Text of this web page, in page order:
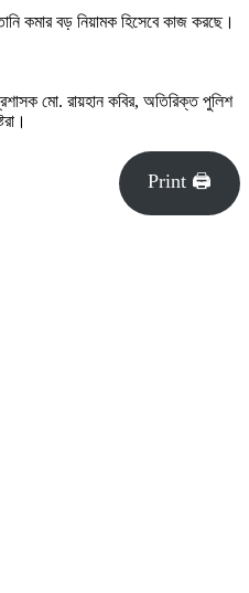
কমার বড় নিয়ামক হিসেবে কাজ করছে।
মো. রায়হান কবির, অতিরিক্ত পুলিশ
Print 🖨